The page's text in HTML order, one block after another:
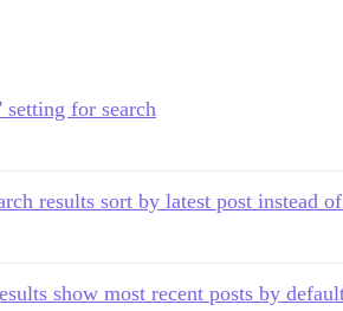
for search
results sort by latest post instead
show most recent posts by